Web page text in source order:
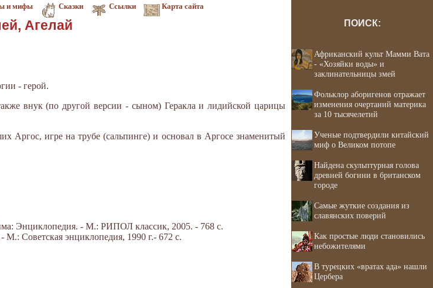
и мифы Сказки Ссылки Карта сайта
Агелай
- герой.
внук (по другой версии - сыном) Геракла и лидийской царицы
Аргос, игре на трубе (сальпинге) и основал в Аргосе знаменитый
Энциклопедия. - М.: РИПОЛ классик, 2005. - 768 с.
Советская энциклопедия, 1990 г.- 672 с.
ПОИСК:
Африканский культ Мамми Вата
- «Хозяйки воды» и
заклинательницы змей
Фольклор аборигенов отражает
изменения очертаний материка
за 10 тысячелетий
Ученые подтвердили китайский
миф о Великом потопе
Найдена скульптурная голова
древней богини в британском
городе
Самые жуткие создания из
славянских поверий
Как простые люди становились
небожителями
В турецких «вратах ада» нашли
Цербера